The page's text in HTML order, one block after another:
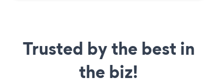
Trusted by the best in
the biz!